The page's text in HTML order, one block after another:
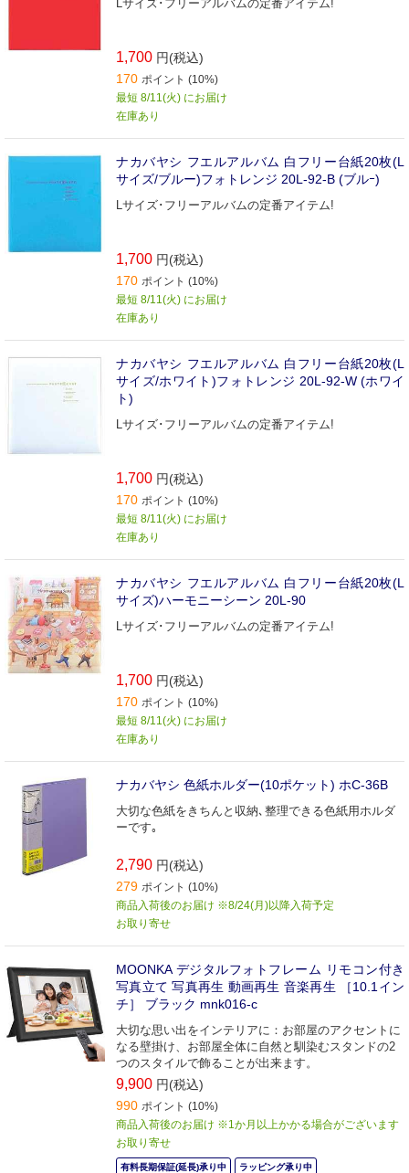
Lサイズ･フリーアルバムの定番アイテム!
1,700 円(税込)
170 ポイント (10%)
最短 8/11(火) にお届け
在庫あり
ナカバヤシ フエルアルバム 白フリー台紙20枚(L
サイズ/ブルー)フォトレンジ 20L‐92‐B (ブルｰ)
Lサイズ･フリーアルバムの定番アイテム!
1,700 円(税込)
170 ポイント (10%)
最短 8/11(火) にお届け
在庫あり
ナカバヤシ フエルアルバム 白フリー台紙20枚(L
サイズ/ホワイト)フォトレンジ 20L‐92‐W (ホワイ
ト)
Lサイズ･フリーアルバムの定番アイテム!
1,700 円(税込)
170 ポイント (10%)
最短 8/11(火) にお届け
在庫あり
ナカバヤシ フエルアルバム 白フリー台紙20枚(L
サイズ)ハーモニーシーン 20L‐90
Lサイズ･フリーアルバムの定番アイテム!
1,700 円(税込)
170 ポイント (10%)
最短 8/11(火) にお届け
在庫あり
ナカバヤシ 色紙ホルダー(10ポケット) ホC-36B
大切な色紙をきちんと収納､整理できる色紙用ホルダ
ーです｡
2,790 円(税込)
279 ポイント (10%)
商品入荷後のお届け ※8/24(月)以降入荷予定
お取り寄せ
MOONKA デジタルフォトフレーム リモコン付き
写真立て 写真再生 動画再生 音楽再生 ［10.1イン
チ］ ブラック mnk016-c
大切な思い出をインテリアに：お部屋のアクセントに
なる壁掛け、お部屋全体に自然と馴染むスタンドの2
つのスタイルで飾ることが出来ます。
9,900 円(税込)
990 ポイント (10%)
商品入荷後のお届け ※1か月以上かかる場合がございます
お取り寄せ
有料長期保証(延長)承り中 ラッピング承り中